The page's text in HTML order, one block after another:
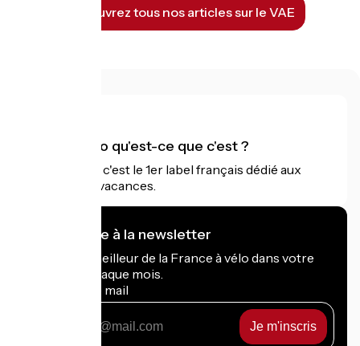
Découvrez tous nos articles sur le VAE
Accueil Vélo qu'est-ce que c'est ?
Accueil Vélo c'est le 1er label français dédié aux
cyclistes en vacances.
Je m'abonne à la newsletter
Recevez le meilleur de la France à vélo dans votre
boîte mail chaque mois.
Mon adresse mail